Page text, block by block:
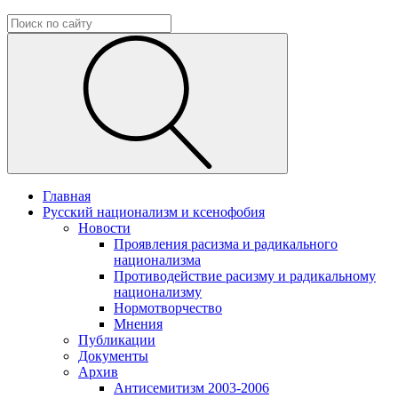
Главная
Русский национализм и ксенофобия
Новости
Проявления расизма и радикального
национализма
Противодействие расизму и радикальному
национализму
Нормотворчество
Мнения
Публикации
Документы
Архив
Антисемитизм 2003-2006